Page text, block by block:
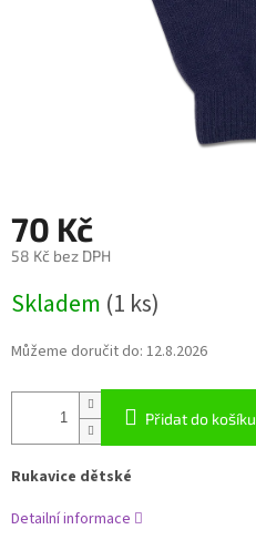
70 Kč
58 Kč bez DPH
cena:
Skladem (1 ks)
Můžeme doručit do: 12.8.2026
Přidat do košíku
Rukavice dětské
Detailní informace